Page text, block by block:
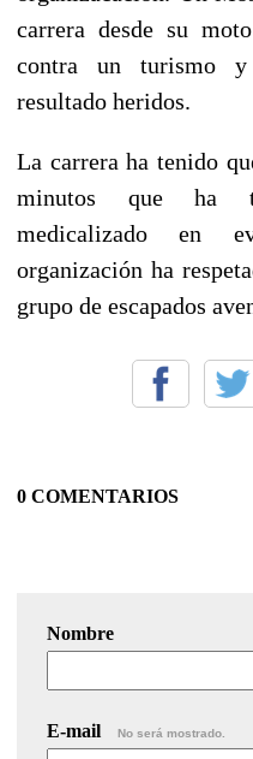
carrera desde su
contra un turismo y
resultado heridos.
La carrera ha tenido
minutos que ha
medicalizado en
organización ha
grupo de escapados
0 COMENTARIOS
Nombre
E-mail No será mostrado.